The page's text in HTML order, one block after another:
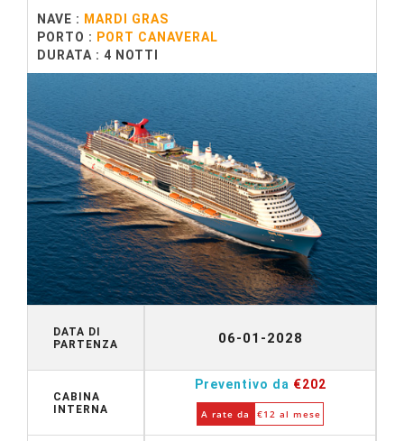
NAVE : MARDI GRAS
PORTO : PORT CANAVERAL
DURATA : 4 NOTTI
DATA DI
PARTENZA
CABINA
INTERNA
06-01-2028
Preventivo da €202
A rate da €12 al mese